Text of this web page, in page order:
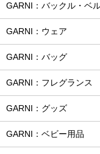
GARNI：バックル・ベ
GARNI：ウェア
GARNI：バッグ
GARNI：フレグランス
GARNI：グッズ
GARNI：ベビー用品